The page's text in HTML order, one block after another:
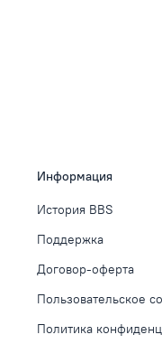
Информация
История BBS
Поддержка
Договор-оферта
Пользовательское
Политика